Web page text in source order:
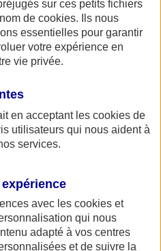
ainsi qu'à celle de vos
Ce service gratuit est
95.
d'alerte
sur ces petits fichiers
de cookies. Ils nous
essentielles pour garantir
votre expérience en
vie privée.
en acceptant les cookies de
utilisateurs qui nous aident à
services.
avec les cookies et
qui nous
adapté à vos centres
et de suivre la